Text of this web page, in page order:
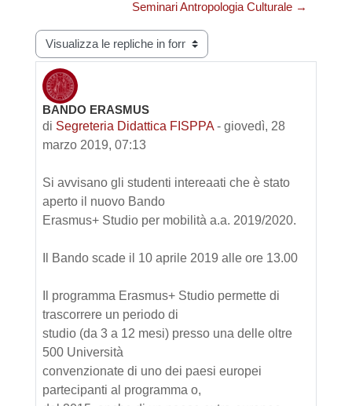
Seminari Antropologia Culturale →
Modalità visualizzazione
BANDO ERASMUS
di Segreteria Didattica FISPPA - giovedì, 28
marzo 2019, 07:13
Numero di risposte: 0
Si avvisano gli studenti intereaati che è stato
aperto il nuovo Bando
Erasmus+ Studio per mobilità a.a. 2019/2020.
Il Bando scade il 10 aprile 2019 alle ore 13.00
Il programma Erasmus+ Studio permette di
trascorrere un periodo di
studio (da 3 a 12 mesi) presso una delle oltre
500 Università
convenzionate di uno dei paesi europei
partecipanti al programma o,